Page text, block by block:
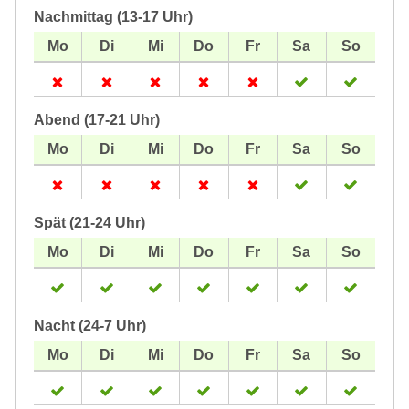
Nachmittag (13-17 Uhr)
Abend (17-21 Uhr)
Spät (21-24 Uhr)
Nacht (24-7 Uhr)